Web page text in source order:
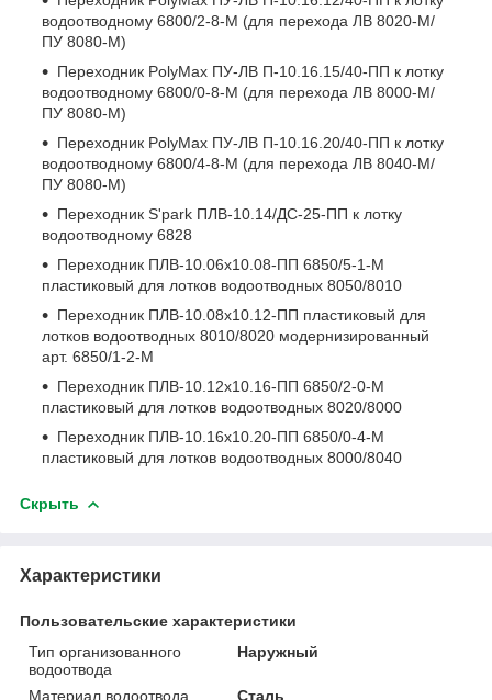
водоотводному 6800/2-8-М (для перехода ЛВ 8020-М/
ПУ 8080-М)
Переходник PolyMax ПУ-ЛВ П-10.16.15/40-ПП к лотку
водоотводному 6800/0-8-М (для перехода ЛВ 8000-М/
ПУ 8080-М)
Переходник PolyMax ПУ-ЛВ П-10.16.20/40-ПП к лотку
водоотводному 6800/4-8-М (для перехода ЛВ 8040-М/
ПУ 8080-М)
Переходник S'park ПЛВ-10.14/ДС-25-ПП к лотку
водоотводному 6828
Переходник ПЛВ-10.06x10.08-ПП 6850/5-1-М
пластиковый для лотков водоотводных 8050/8010
Переходник ПЛВ-10.08x10.12-ПП пластиковый для
лотков водоотводных 8010/8020 модернизированный
арт. 6850/1-2-М
Переходник ПЛВ-10.12x10.16-ПП 6850/2-0-М
пластиковый для лотков водоотводных 8020/8000
Переходник ПЛВ-10.16x10.20-ПП 6850/0-4-М
пластиковый для лотков водоотводных 8000/8040
Скрыть
Характеристики
Пользовательские характеристики
Тип организованного
водоотвода
Наружный
Материал водоотвода
Сталь